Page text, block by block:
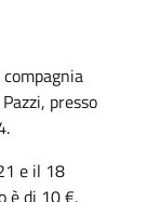
presso
e il 18
è di 10 €.